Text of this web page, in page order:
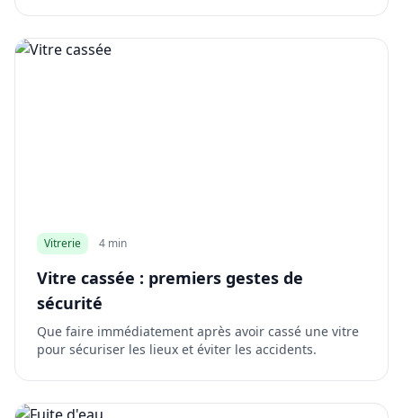
Vitrerie 4 min
Vitre cassée : premiers gestes de
sécurité
Que faire immédiatement après avoir cassé une vitre
pour sécuriser les lieux et éviter les accidents.